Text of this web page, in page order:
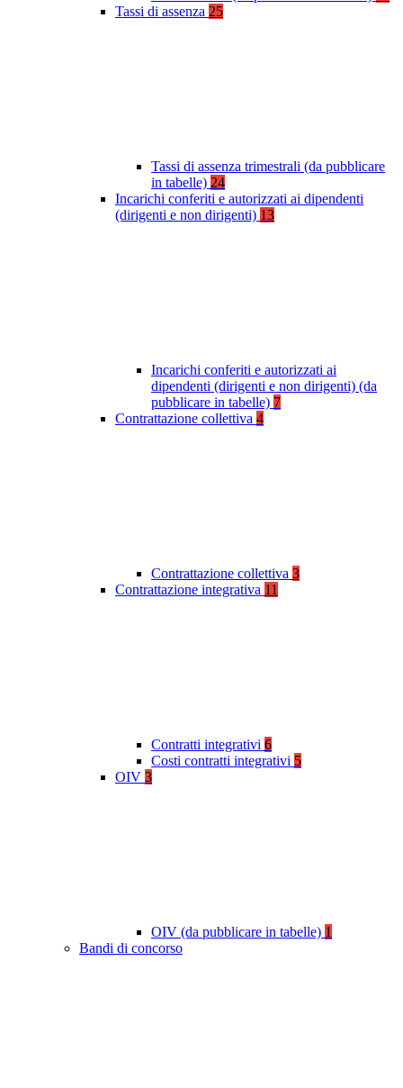
Tassi di assenza 25
Tassi di assenza trimestrali (da pubblicare
in tabelle) 24
Incarichi conferiti e autorizzati ai dipendenti
(dirigenti e non dirigenti) 13
Incarichi conferiti e autorizzati ai
dipendenti (dirigenti e non dirigenti) (da
pubblicare in tabelle) 7
Contrattazione collettiva 4
Contrattazione collettiva 3
Contrattazione integrativa 11
Contratti integrativi 6
Costi contratti integrativi 5
OIV 3
OIV (da pubblicare in tabelle) 1
Bandi di concorso